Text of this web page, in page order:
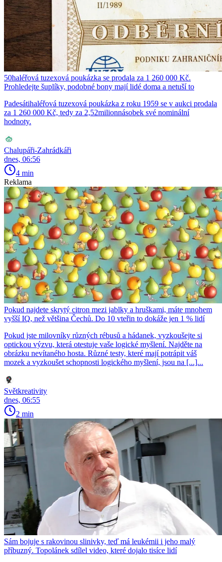
50haléřová tuzexová poukázka se prodala za 1 260 000 Kč.
Prohledejte šuplíky, podobné bony mají lidé doma a netuší to
Padesátihaléřová tuzexová poukázka z roku 1959 se v aukci prodala
za 1 260 000 Kč, tedy za 2,52milionnásobek své nominální
hodnoty.
Chalupáři-Zahrádkáři
dnes, 06:56
4 min
Reklama
Pokud najdete skrytý citron mezi jablky a hruškami, máte mnohem
vyšší IQ, než většina Čechů. Do 10 vteřin to dokáže jen 1 % lidí
Pokud jste milovníky různých rébusů a hádanek, vyzkoušejte si
optickou výzvu, která otestuje vaše logické myšlení. Najděte na
obrázku nevítaného hosta. Různé testy, které mají potrápit váš
mozek a vyzkoušet schopnosti logického myšlení, jsou na [...]...
Světkreativity
dnes, 06:55
2 min
Sám bojuje s rakovinou slinivky, teď má leukémii i jeho malý
příbuzný. Topolánek sdílel video, které dojalo tisíce lidí